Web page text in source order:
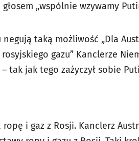
„wspólnie wzywamy
taką możliwość „Dla
gazu” Kanclerze
tak jak tego zażyczył sobie
i gaz z Rosji. Kanclerz